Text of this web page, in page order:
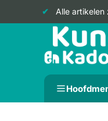
Alle artikelen